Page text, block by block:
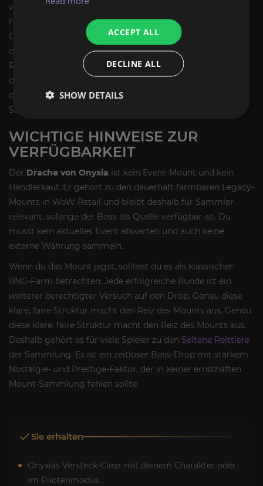
wollen. Anders als bei vielen Event- oder Händler-Mounts
hängt hier nichts von einem wechselnden Zeitfenster ab.
Der Wert liegt gerade darin, dass das Reittier als
dauerhafte Legacy-Beute aus einem der berühmtesten
Raid-Bosse verfügbar bleibt. Der Wert liegt gerade darin,
dass das Reittier als dauerhafte Legacy-Beute aus einem
der berühmtesten Raid-Bosse verfügbar bleibt. Für
Sammler ist es ein typisches
WICHTIGE HINWEISE ZUR
VERFÜGBARKEIT
Der Drache von Onyxia ist kein Event-Mount und kein
Händlerkauf. Er gehört zu den dauerhaft farmbaren Legacy-
Mounts in WoW Retail und bleibt deshalb für Sammler
relevant, solange der Boss als Quelle verfügbar ist. Du
musst kein aktuelles Event abwarten und auch keine
externe Währung sammeln.
Wenn du das Mount jagst, solltest du es als klassischen
RNG-Farm betrachten: Jede erfolgreiche Runde ist ein
weiterer berechtigter Versuch auf den Drop. Genau diese
klare, faire Struktur macht den Reiz des Mounts aus. Genau
diese klare, faire Struktur macht den Reiz des Mounts aus.
Deshalb gehört es für viele Spieler zu den Seltene Reittiere
der Sammlung. Es ist ein zeitloser Boss-Drop mit starkem
Nostalgie- und Prestige-Faktor, der in keiner ernsthaften
Mount-Sammlung fehlen sollte.
Sie erhalten
Onyxias Versteck-Clear mit deinem Charakter oder
im Pilotenmodus.
ACCEPT ALL
DECLINE ALL
SHOW DETAILS